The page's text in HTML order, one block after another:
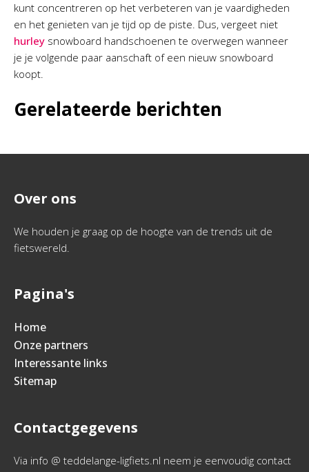
kunt concentreren op het verbeteren van je vaardigheden
en het genieten van je tijd op de piste. Dus, vergeet niet
hurley snowboard handschoenen te overwegen wanneer
je je volgende paar aanschaft of een nieuw snowboard
koopt.
Gerelateerde berichten
Over ons
We houden je graag op de hoogte van de trends uit de
fietswereld.
Pagina's
Home
Onze partners
Interessante links
Sitemap
Contactgegevens
Via info @ teddelange-ligfiets.nl neem je eenvoudig contact